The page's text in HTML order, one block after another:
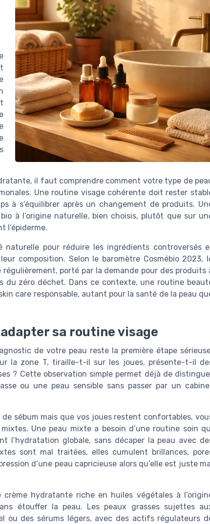
il faut comprendre comment votre type de
Une routine visage cohérente doit rester
à s’équilibrer après un changement de produits.
à l’origine naturelle, bien choisis, plutôt que sur
l’épiderme.
naturelle pour réduire les ingrédients controversés
composition. Selon le baromètre Cosmébio 2023,
porté par la demande pour des produits
du zéro déchet. Dans ce contexte, une routine
care responsable, autant pour la santé de la peau
sa routine visage
de votre peau reste la première étape
la zone T, tiraille-t-il sur les joues, présente-t-il
? Cette observation simple permet déjà de
ou une peau sensible sans passer par un
sébum mais que vos joues restent confortables,
Une peau mixte a besoin d’une routine soin
l’hydratation globale, sans décaper la peau avec
sont mal traitées, elles cumulent brillances,
d’une peau capricieuse alors qu’elle est juste mal
hydratante riche en huiles végétales à
étouffer la peau. Les peaux grasses sujettes
ou des sérums légers, avec des actifs régulateurs